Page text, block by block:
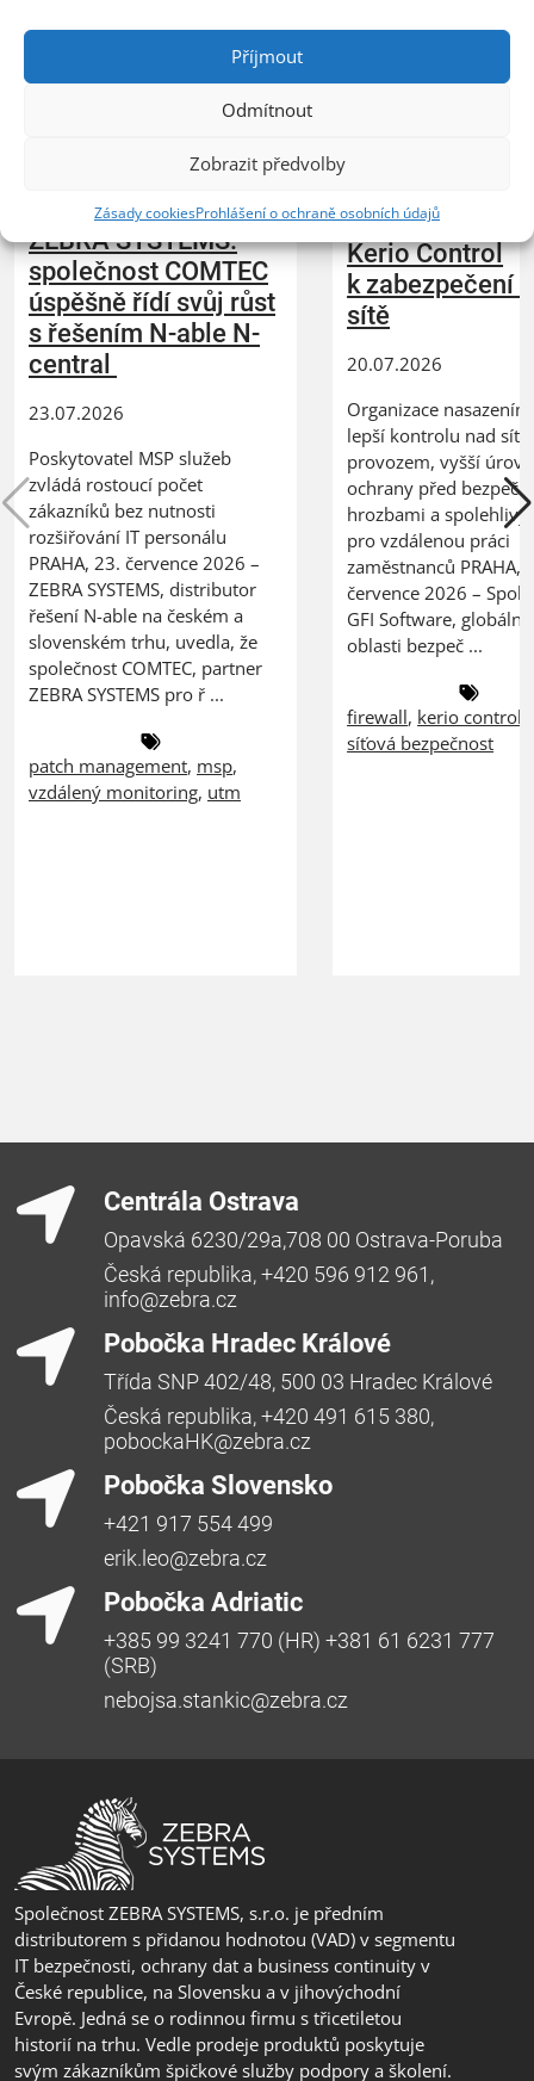
Příjmout
Odmítnout
Zobrazit předvolby
Zásady cookiesProhlášení o ochraně osobních údajů
ZEBRA SYSTEMS:
společnost COMTEC
úspěšně řídí svůj růst
s řešením N-able N-
central
23.07.2026
Poskytovatel MSP služeb
zvládá rostoucí počet
zákazníků bez nutnosti
rozšiřování IT personálu
PRAHA, 23. července 2026 –
ZEBRA SYSTEMS, distributor
řešení N-able na českém a
slovenském trhu, uvedla, že
společnost COMTEC, partner
ZEBRA SYSTEMS pro ř ...
patch management, msp,
vzdálený monitoring, utm
XERTEC
Kerio Control
k zabezpečení
sítě
20.07.2026
Organizace
lepší kontrolu nad
provozem, vyšší
ochrany před
hrozbami a spolehlivý
pro vzdálenou práci
zaměstnanců PRAHA,
července 2026 –
GFI Software,
oblasti bezpeč ...
firewall, kerio control
síťová bezpečnost
Centrála Ostrava
Opavská 6230/29a,708 00 Ostrava-Poruba
Česká republika, +420 596 912 961,
info@zebra.cz
Pobočka Hradec Králové
Třída SNP 402/48, 500 03 Hradec Králové
Česká republika, +420 491 615 380,
pobockaHK@zebra.cz
Pobočka Slovensko
+421 917 554 499
erik.leo@zebra.cz
Pobočka Adriatic
+385 99 3241 770 (HR) +381 61 6231 777
(SRB)
nebojsa.stankic@zebra.cz
Společnost ZEBRA SYSTEMS, s.r.o. je předním
distributorem s přidanou hodnotou (VAD) v segmentu
IT bezpečnosti, ochrany dat a business continuity v
České republice, na Slovensku a v jihovýchodní
Evropě. Jedná se o rodinnou firmu s třicetiletou
historií na trhu. Vedle prodeje produktů poskytuje
svým zákazníkům špičkové služby podpory a školení.